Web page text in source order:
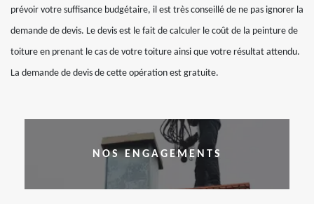
prévoir votre suffisance budgétaire, il est très conseillé de ne pas ignorer la
demande de devis. Le devis est le fait de calculer le coût de la peinture de
toiture en prenant le cas de votre toiture ainsi que votre résultat attendu.
La demande de devis de cette opération est gratuite.
NOS ENGAGEMENTS